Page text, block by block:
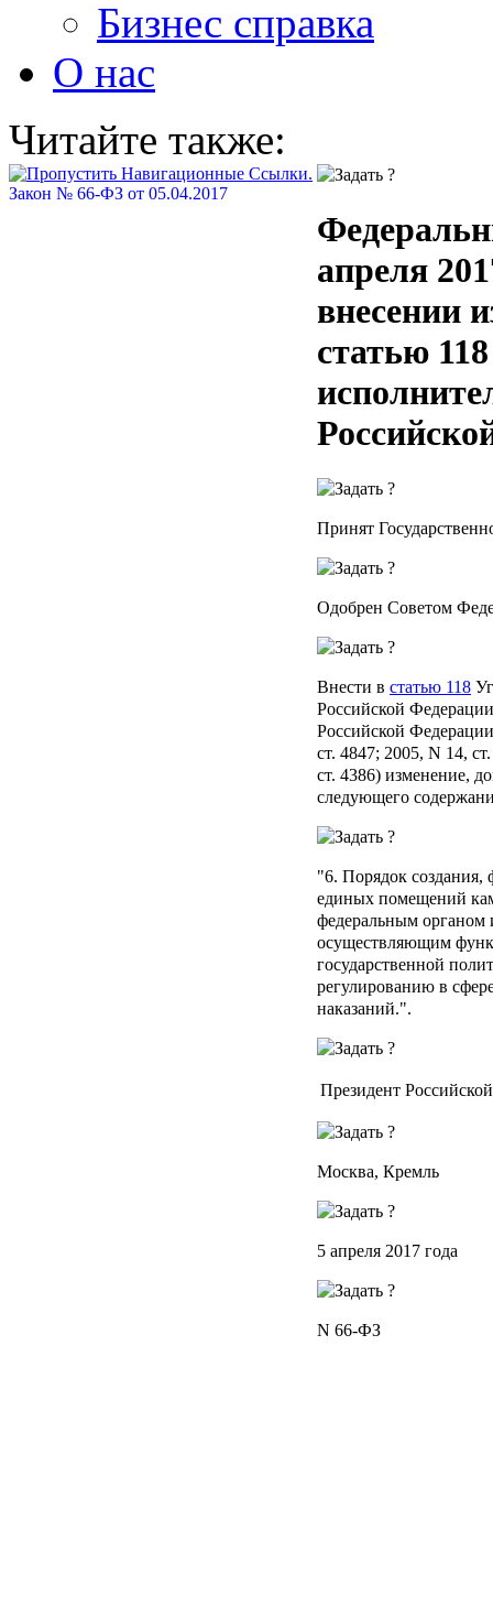
Бизнес справка
О нас
Читайте также:
Закон № 66-ФЗ от 05.04.2017
апреля
внесении
статью
Принят
Одобрен Советом
Внести в статью 118
Российской
Российской
ст. 4847; 2005, N 14,
ст. 4386) изменение,
следующего
"6. Порядок
единых помещений
федеральным органом
осуществляющим
государственной
регулированию в
наказаний.".
Президент
Москва, Кремль
5 апреля 2017 года
N 66-ФЗ